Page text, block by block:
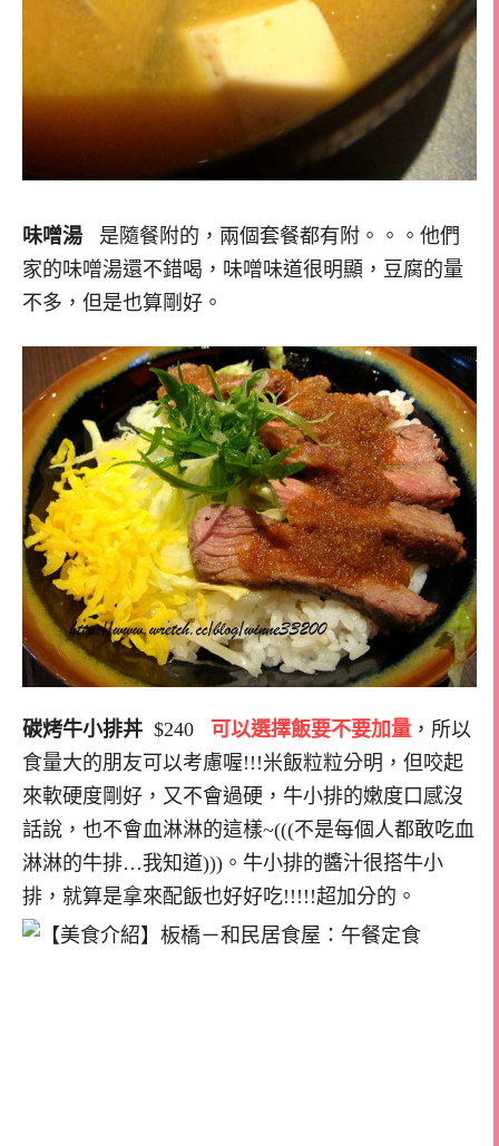
味噌湯 是隨餐附的，兩個套餐都有附。。。他們
家的味噌湯還不錯喝，味噌味道很明顯，豆腐的量
不多，但是也算剛好。
碳烤牛小排丼 $240 可以選擇飯要不要加量 ，所以
食量大的朋友可以考慮喔!!!米飯粒粒分明，但咬起
來軟硬度剛好，又不會過硬，牛小排的嫩度口感沒
話說，也不會血淋淋的這樣~(((不是每個人都敢吃血
淋淋的牛排…我知道)))。牛小排的醬汁很搭牛小
排，就算是拿來配飯也好好吃!!!!!超加分的。